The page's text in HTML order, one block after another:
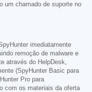
um chamado de suporte no
imediatamente
remoção de malware e
através do HelpDesk,
(SpyHunter Basic para
Pro para
com os materiais da oferta